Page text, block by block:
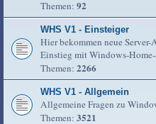
Themen: 92
WHS V1 - Einsteiger
Hier bekommen neue
Einstieg mit Windows-
Themen: 2266
WHS V1 - Allgemein
Allgemeine Fragen zu
Themen: 3521